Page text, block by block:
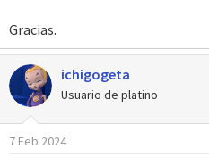
Gracias.
ichigogeta
Usuario de platino
7 Feb 2024